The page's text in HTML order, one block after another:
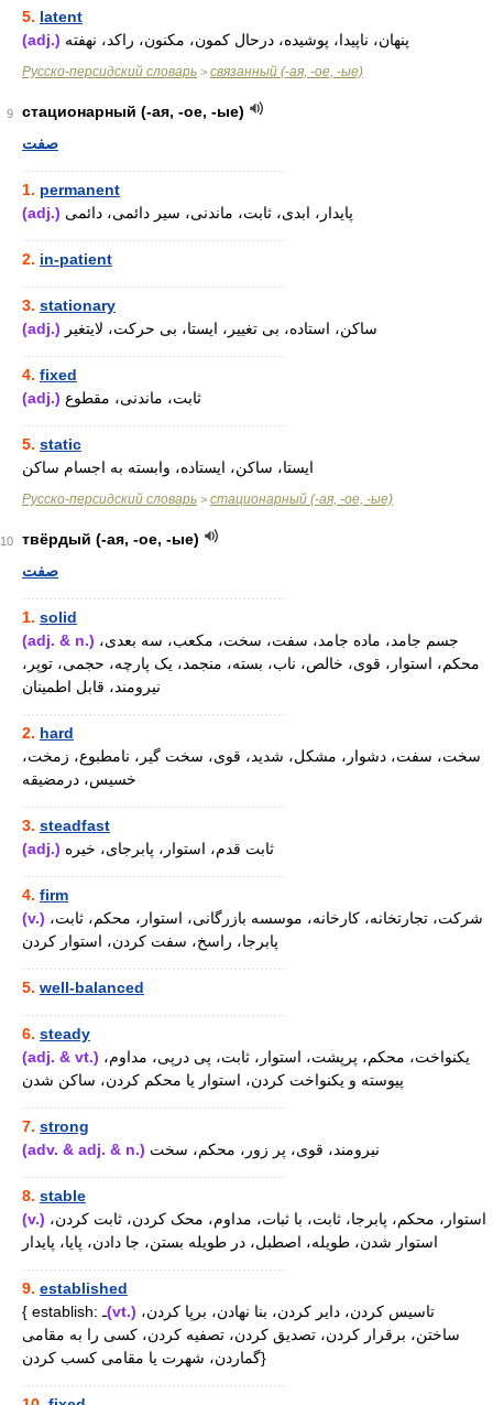
5. latent
(adj.) پنهان، ناپیدا، پوشیده، درحال کمون، مکنون، راکد، نهفته
Русско-персидский словарь > связанный (-ая, -ое, -ые)
9
стационарный (-ая, -ое, -ые)
صفت
1. permanent
(adj.) پایدار، ابدی، ثابت، ماندنی، سیر دائمی، دائمی
2. in-patient
3. stationary
(adj.) ساکن، استاده، بی تغییر، ایستا، بی حرکت، لایتغیر
4. fixed
(adj.) ثابت، ماندنی، مقطوع
5. static
ایستا، ساکن، ایستاده، وابسته به اجسام ساکن
Русско-персидский словарь > стационарный (-ая, -ое, -ые)
10
твёрдый (-ая, -ое, -ые)
صفت
1. solid
(adj. & n.)
محکم، استوار، قوی، خالص، ناب، بسته، منجمد، یک پارچه، حجمی، توپر،
نیرومند، قابل اطمینان
2. hard
سخت، سفت، دشوار، مشکل، شدید، قوی، سخت گیر، نامطبوع، زمخت،
خسیس، درمضیقه
3. steadfast
(adj.) ثابت قدم، استوار، پابرجای، خیره
4. firm
(v.)
پابرجا، راسخ، سفت کردن، استوار کردن
5. well-balanced
6. steady
(adj. & vt.)
پیوسته و یکنواخت کردن، استوار یا محکم کردن، ساکن شدن
7. strong
(adv. & adj. & n.) نیرومند، قوی، پر زور، محکم، سخت
8. stable
(v.)
استوار شدن، طویله، اصطبل، در طویله بستن، جا دادن، پایا، پایدار
9. established
{ establish: ـ(vt.)
ساختن، برقرار کردن، تصدیق کردن، تصفیه کردن، کسی را به مقامی
گماردن، شهرت یا مقامی کسب کردن}